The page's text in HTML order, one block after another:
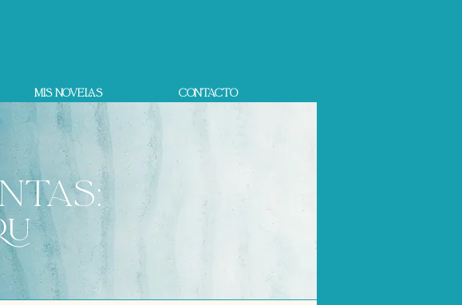
Mis novelas Contacto